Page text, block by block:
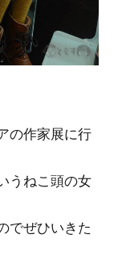
の作家展に行
うねこ頭の女
でぜひいきた